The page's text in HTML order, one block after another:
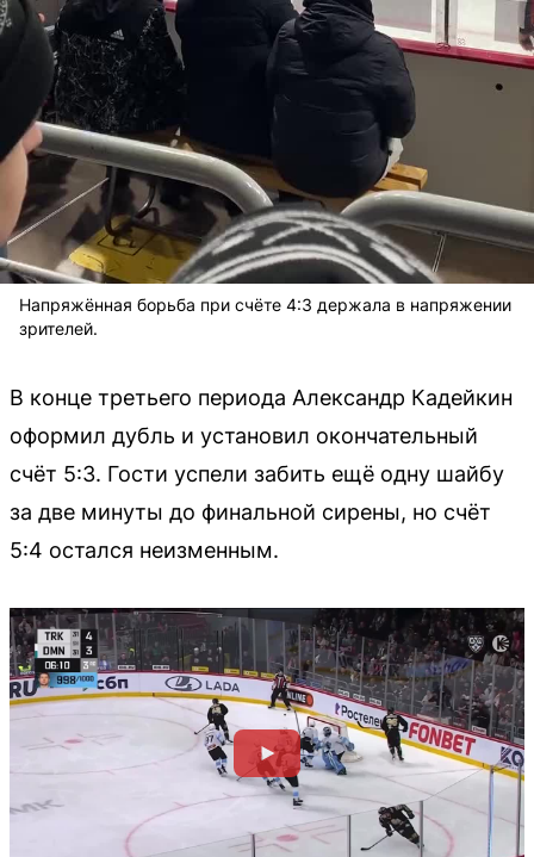
Напряжённая борьба при счёте 4:3 держала в напряжении
зрителей.
В конце третьего периода Александр Кадейкин
оформил дубль и установил окончательный
счёт 5:3. Гости успели забить ещё одну шайбу
за две минуты до финальной сирены, но счёт
5:4 остался неизменным.